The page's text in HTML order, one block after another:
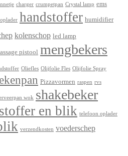
charger crumpetpan Crystal lamp ems
handstoffer humidifier
kolenschop led lamp
pistool mengbekers
Oliefles Olijfolie Fles Olijfolie Spray
Pizzavormen raspen rvs
wok shakebeker
stoffer en blik telefoon oplader
verzendkosten voederschep